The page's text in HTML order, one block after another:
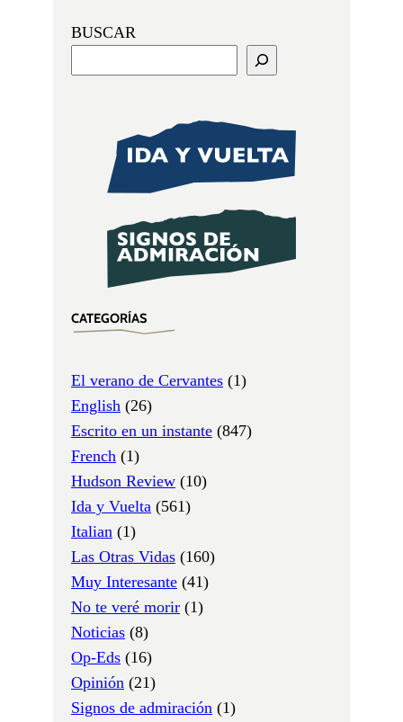
BUSCAR
CATEGORÍAS
El verano de Cervantes (1)
English (26)
Escrito en un instante (847)
French (1)
Hudson Review (10)
Ida y Vuelta (561)
Italian (1)
Las Otras Vidas (160)
Muy Interesante (41)
No te veré morir (1)
Noticias (8)
Op-Eds (16)
Opinión (21)
Signos de admiración (1)